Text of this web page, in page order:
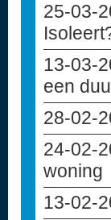
25-03-
13-03-
een
28-02-
24-02-
woning
13-02-